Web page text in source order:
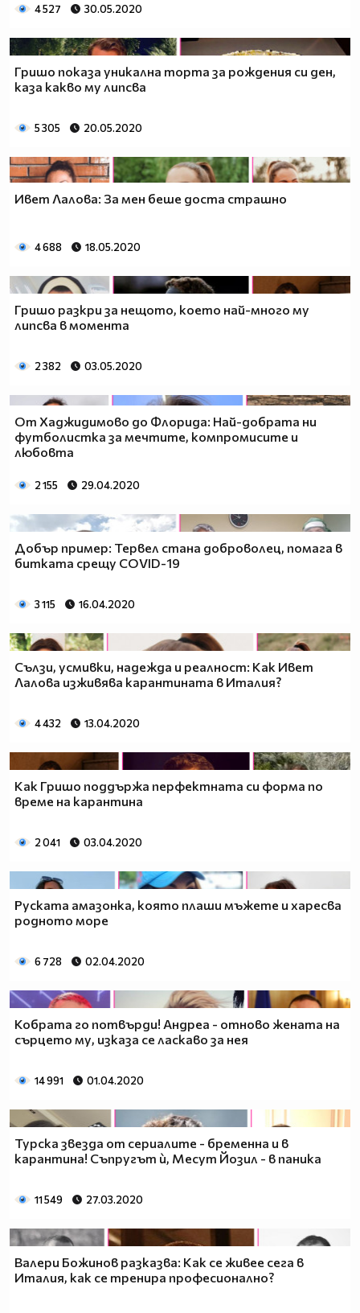
4 527 30.05.2020
Гришо показа уникална торта за рождения си ден,
каза какво му липсва
5 305 20.05.2020
Ивет Лалова: За мен беше доста страшно
4 688 18.05.2020
Гришо разкри за нещото, което най-много му
липсва в момента
2 382 03.05.2020
От Хаджидимово до Флорида: Най-добрата ни
футболистка за мечтите, компромисите и
любовта
2 155 29.04.2020
Добър пример: Тервел стана доброволец, помага в
битката срещу COVID-19
3 115 16.04.2020
Сълзи, усмивки, надежда и реалност: Как Ивет
Лалова изживява карантината в Италия?
4 432 13.04.2020
Как Гришо поддържа перфектната си форма по
време на карантина
2 041 03.04.2020
Руската амазонка, която плаши мъжете и харесва
родното море
6 728 02.04.2020
Кобрата го потвърди! Андреа - отново жената на
сърцето му, изказа се ласкаво за нея
14 991 01.04.2020
Турска звезда от сериалите - бременна и в
карантина! Съпругът ѝ, Месут Йозил - в паника
11 549 27.03.2020
Валери Божинов разказва: Как се живее сега в
Италия, как се тренира професионално?